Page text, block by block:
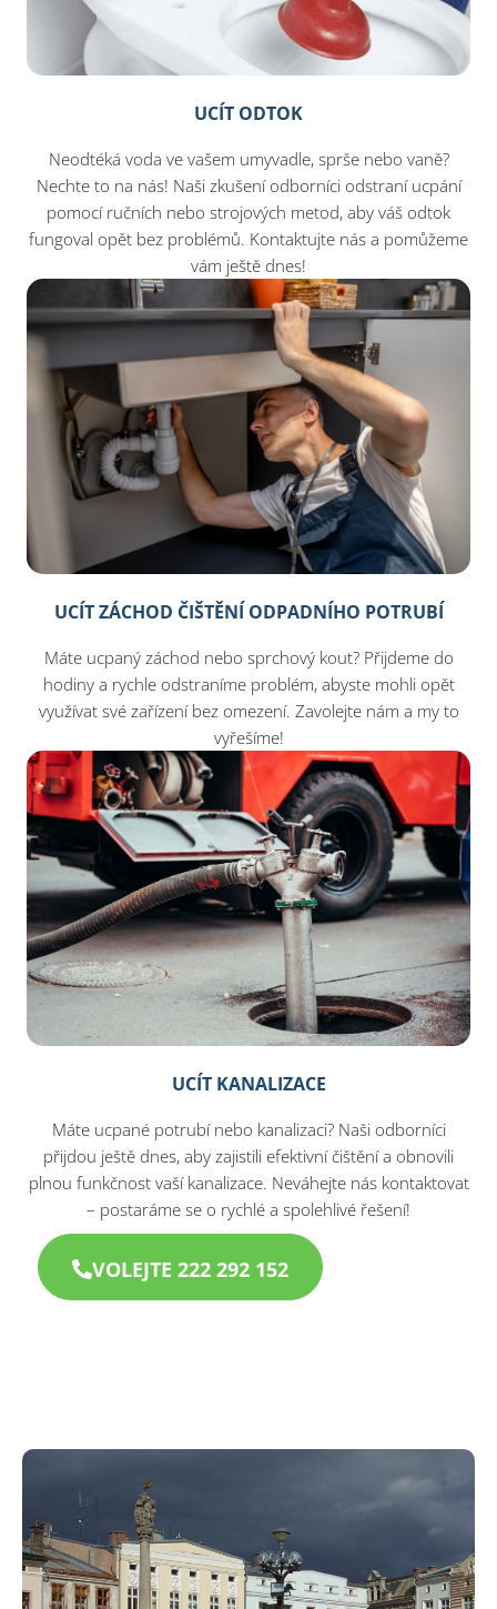
UCÍT ODTOK
Neodtéká voda ve vašem umyvadle, sprše nebo vaně?
Nechte to na nás! Naši zkušení odborníci odstraní ucpání
pomocí ručních nebo strojových metod, aby váš odtok
fungoval opět bez problémů. Kontaktujte nás a pomůžeme
vám ještě dnes!​
UCÍT ZÁCHOD ČIŠTĚNÍ ODPADNÍHO POTRUBÍ
Máte ucpaný záchod nebo sprchový kout? Přijdeme do
hodiny a rychle odstraníme problém, abyste mohli opět
využívat své zařízení bez omezení. Zavolejte nám a my to
vyřešíme!
UCÍT KANALIZACE
Máte ucpané potrubí nebo kanalizaci? Naši odborníci
přijdou ještě dnes, aby zajistili efektivní čištění a obnovili
plnou funkčnost vaší kanalizace. Neváhejte nás kontaktovat
– postaráme se o rychlé a spolehlivé řešení!
VOLEJTE 222 292 152